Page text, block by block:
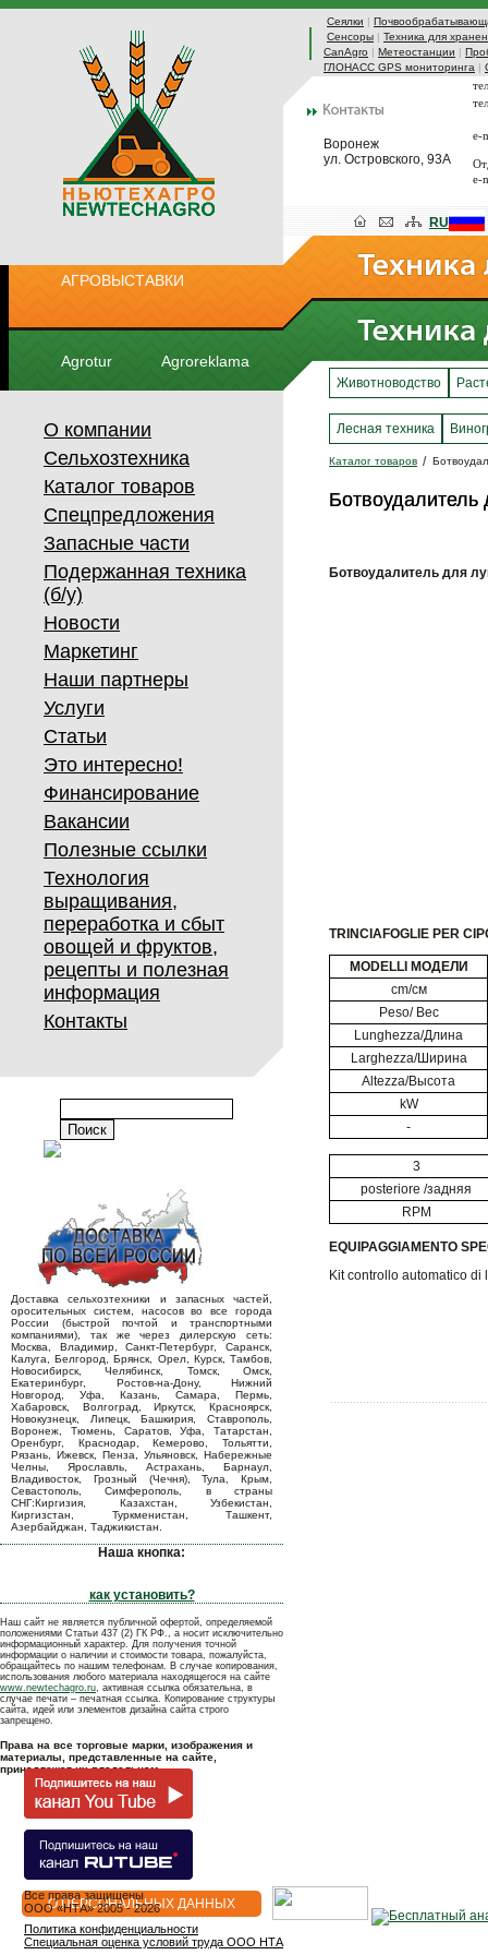
Сеялки |
Сенсоры | Техника для
CanAgro | Метеостанции |
ГЛОНАСС GPS мониторинга |
Воронеж
ул. Островского, 93А
e-
e-
АГРОВЫСТАВКИ
Agrotur Agroreklama
RU
О компании
Сельхозтехника
Каталог товаров
Спецпредложения
Запасные части
Подержанная техника
(б/у)
Новости
Маркетинг
Наши партнеры
Услуги
Статьи
Это интересно!
Финансирование
Вакансии
Полезные ссылки
Технология
выращивания,
переработка и сбыт
овощей и фруктов,
рецепты и полезная
информация
Контакты
Доставка сельхозтехники и запасных частей,
оросительных систем, насосов во все города
России (быстрой почтой и транспортными
компаниями), так же через дилерскую сеть:
Москва, Владимир, Санкт-Петербург, Саранск,
Калуга, Белгород, Брянск, Орел, Курск, Тамбов,
Новосибирск, Челябинск, Томск, Омск,
Екатеринбург, Ростов-на-Дону, Нижний
Новгород, Уфа, Казань, Самара, Пермь,
Хабаровск, Волгоград, Иркутск, Красноярск,
Новокузнецк, Липецк, Башкирия, Ставрополь,
Воронеж, Тюмень, Саратов, Уфа, Татарстан,
Оренбург, Краснодар, Кемерово, Тольятти,
Рязань, Ижевск, Пенза, Ульяновск, Набережные
Челны, Ярославль, Астрахань, Барнаул,
Владивосток, Грозный (Чечня), Тула, Крым,
Севастополь, Симферополь, в страны
СНГ:Киргизия, Казахстан, Узбекистан,
Киргизстан, Туркменистан, Ташкент,
Азербайджан, Таджикистан.
Наша кнопка:
как установить?
Наш сайт не является публичной офертой, определяемой
положениями Статьи 437 (2) ГК РФ., а носит исключительно
информационный характер. Для получения точной
информации о наличии и стоимости товара, пожалуйста,
обращайтесь по нашим телефонам. В случае копирования,
использования любого материала находящегося на сайте
www.newtechagro.ru, активная ссылка обязательна, в
случае печати – печатная ссылка. Копирование структуры
сайта, идей или элементов дизайна сайта строго
запрещено.
Права на все торговые марки, изображения и
материалы, представленные на сайте,
принадлежат их владельцам.
Животноводство
Лесная техника
Каталог товаров
Ботвоудалитель
Ботвоудалитель
Ботвоудалитель для
TRINCIAFOGLIE PER
MODELLI МОДЕЛИ
cm/см
Peso/ Вес
Lunghezza/Длина
Larghezza/Ширина
Altezza/Высота
kW
-
3
posteriore /задняя
RPM
EQUIPAGGIAMENTO
Kit controllo automatico di
О ПЕРСОНАЛЬНЫХ ДАННЫХ
Все права защищены
OOO «НТА» 2005 - 2026
Политика конфиденциальности
Специальная оценка условий труда ООО НТА